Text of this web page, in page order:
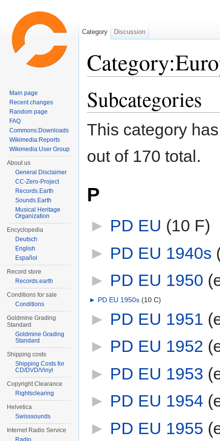
Subcategories
This category
out of 170 total.
P
► PD EU (10 F)
► PD EU 1940s
► PD EU 1950
► PD EU 1950s‎ (10 C)
► PD EU 1951
► PD EU 1952
► PD EU 1953
► PD EU 1954
► PD EU 1955
Category Discussion
Main page
Recent changes
Random page
FAQ
Commons:Downloads
Wikimedia:Reports
Wikimedia:User Group
About us
General Disclaimer
CC-Zero-Project
Records.Earth
Sounds.Earth
Musical Heritage
Organization
Encyclopedia
Deutsch
English
Español
Record store
Records.earth
Conditions for sale
Conditions
Goldmine Grading
Standard
Goldmine Grading
Standard
Shipping costs
Shipping Costs for
CD/DVD/Vinyl
Copyright Clearance
Rightsclearing
Helvetica
Swisssounds
Internet Radio Service
Radio